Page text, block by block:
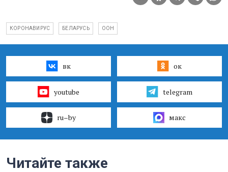
КОРОНАВИРУС БЕЛАРУСЬ ООН
вк ок
youtube telegram
ru–by макс
Читайте также